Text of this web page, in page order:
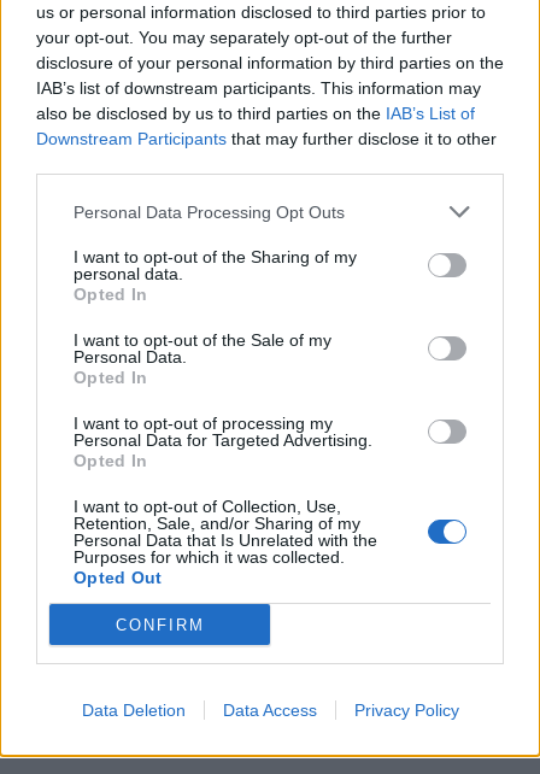
us or personal information disclosed to third parties prior to
your opt-out. You may separately opt-out of the further
disclosure of your personal information by third parties on the
IAB’s list of downstream participants. This information may
also be disclosed by us to third parties on the IAB’s List of
Downstream Participants that may further disclose it to other
Personal Data Processing Opt Outs
I want to opt-out of the Sharing of my
personal data.
Opted In
I want to opt-out of the Sale of my
Personal Data.
Opted In
I want to opt-out of processing my
Personal Data for Targeted Advertising.
Opted In
I want to opt-out of Collection, Use,
Retention, Sale, and/or Sharing of my
Personal Data that Is Unrelated with the
Purposes for which it was collected.
Opted Out
CONFIRM
Data Deletion Data Access Privacy Policy